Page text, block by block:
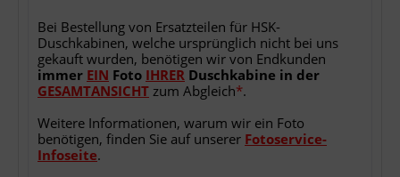
Bei Bestellung von Ersatzteilen für HSK-
Duschkabinen, welche ursprünglich nicht bei uns
gekauft wurden, benötigen wir von Endkunden
immer EIN Foto IHRER Duschkabine in der
GESAMTANSICHT zum Abgleich*.
Weitere Informationen, warum wir ein Foto
benötigen, finden Sie auf unserer Fotoservice-
Infoseite.